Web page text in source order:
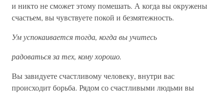
и никто не сможет этому помешать. А когда вы окружены
счастьем, вы чувствуете покой и безмятежность.
Ум успокаивается тогда, когда вы учитесь
радоваться за тех, кому хорошо.
Вы завидуете счастливому человеку, внутри вас
происходит борьба. Рядом со счастливыми людьми вы